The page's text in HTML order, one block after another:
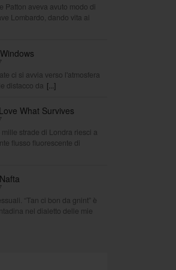
Patton aveva avuto modo di
Lombardo, dando vita ai
ci si avvia verso l'atmosfera
distacco da [...]
What Survives
strade di Londra riesci a
flusso fluorescente di
“Tan ci bon da gnint” è
nel dialetto delle mie